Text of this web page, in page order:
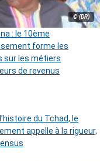
© (DR)
: le 10ème
forme les
sur les métiers
de revenus
du Tchad, le
appelle à la rigueur,